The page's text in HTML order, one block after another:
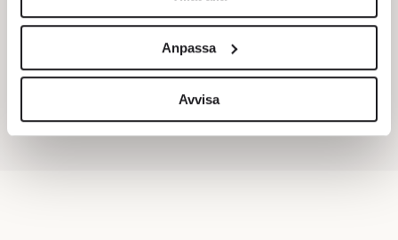
Vi använder enhetsidentifierare för att anpassa innehållet
för sociala medier och analysera vår trafik. Vi
vidarebefordrar även sådana identifierare och annan
information från din enhet till de sociala medier och
annons- och analysföretag som vi samarbetar med.
Anpassa
Avvisa